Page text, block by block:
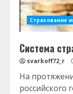
Страхование
Система
svarkoff72_r
На
российского